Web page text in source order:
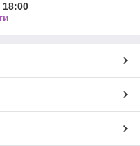
18:00